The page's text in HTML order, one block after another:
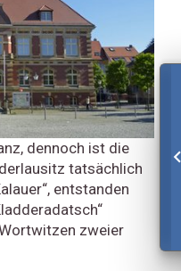
dennoch ist die
tatsächlich
entstanden
zweier